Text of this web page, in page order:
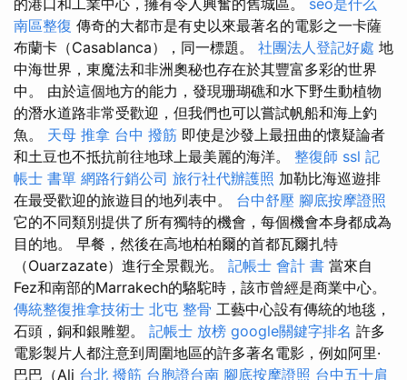
的港口和工業中心，擁有令人興奮的舊城區。 seo是什么
南區整復 傳奇的大都市是有史以來最著名的電影之一卡薩
布蘭卡（Casablanca），同一標題。 社團法人登記好處 地
中海世界，東魔法和非洲奧秘也存在於其豐富多彩的世界
中。 由於這個地方的能力，發現珊瑚礁和水下野生動植物
的潛水道路非常受歡迎，但我們也可以嘗試帆船和海上釣
魚。 天母 推拿 台中 撥筋 即使是沙發上最扭曲的懷疑論者
和土豆也不抵抗前往地球上最美麗的海洋。 整復師 ssl 記
帳士 書單 網路行銷公司 旅行社代辦護照 加勒比海巡遊排
在最受歡迎的旅遊目的地列表中。 台中舒壓 腳底按摩證照
它的不同類別提供了所有獨特的機會，每個機會本身都成為
目的地。 早餐，然後在高地柏柏爾的首都瓦爾扎特
（Ouarzazate）進行全景觀光。 記帳士 會計 書 當來自
Fez和南部的Marrakech的駱駝時，該市曾經是商業中心。
傳統整復推拿技術士 北屯 整骨 工藝中心設有傳統的地毯，
石頭，銅和銀雕塑。 記帳士 放榜 google關鍵字排名 許多
電影製片人都注意到周圍地區的許多著名電影，例如阿里·
巴巴（Ali 台北 撥筋 台胞證台南 腳底按摩證照 台中五十肩